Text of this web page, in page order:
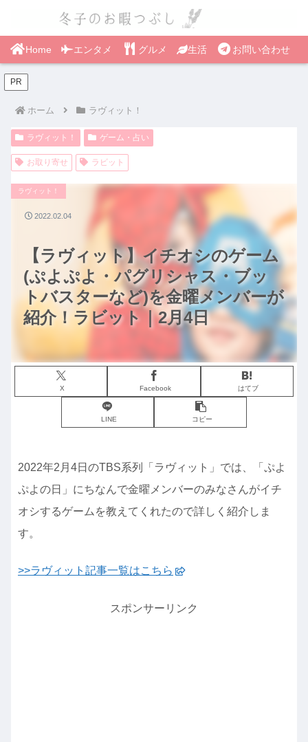
Home エンタメ グルメ 生活 お問い合わせ
PR
ホーム ラヴィット！
ラヴィット！ ゲーム・占い
お取り寄せ ラビット
【ラヴィット】イチオシのゲーム
(ぷよぷよ・パグリシャス・ブッ
トバスターなど)を金曜メンバーが
紹介！ラビット｜2月4日
ラヴィット！
X Facebook はてブ
LINE コピー
2022.02.04
2022年2月4日のTBS系列「ラヴィット」では、「ぷよ
ぷよの日」にちなんで金曜メンバーのみなさんがイチ
オシするゲームを教えてくれたので詳しく紹介しま
す。
>>ラヴィット記事一覧はこちら
スポンサーリンク